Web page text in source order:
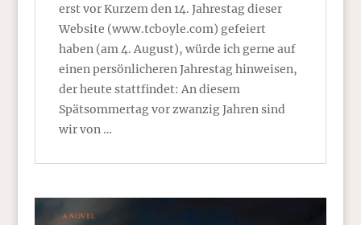
erst vor Kurzem den 14. Jahrestag dieser
Website (www.tcboyle.com) gefeiert
haben (am 4. August), würde ich gerne auf
einen persönlicheren Jahrestag hinweisen,
der heute stattfindet: An diesem
Spätsommertag vor zwanzig Jahren sind
wir von …